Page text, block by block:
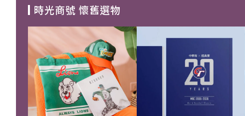
時光商號 懷舊選物